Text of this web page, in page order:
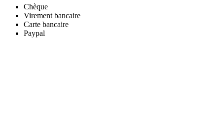
Chèque
Virement bancaire
Carte bancaire
Paypal